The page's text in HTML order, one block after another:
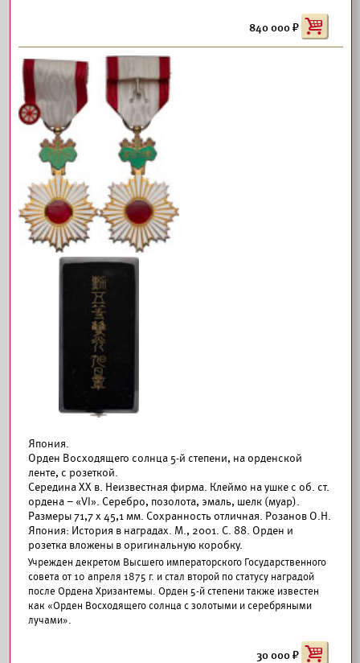
840 000
Япония.
Орден Восходящего солнца 5-й степени, на орденской
ленте, с розеткой.
Середина XX в. Неизвестная фирма. Клеймо на ушке с об. ст.
ордена – «VI». Серебро, позолота, эмаль, шелк (муар).
Размеры 71,7 х 45,1 мм. Сохранность отличная. Розанов О.Н.
Япония: История в наградах. М., 2001. С. 88. Орден и
розетка вложены в оригинальную коробку.
Учрежден декретом Высшего императорского Государственного
совета от 10 апреля 1875 г. и стал второй по статусу наградой
после Ордена Хризантемы. Орден 5-й степени также известен
как «Орден Восходящего солнца с золотыми и серебряными
лучами».
30 000